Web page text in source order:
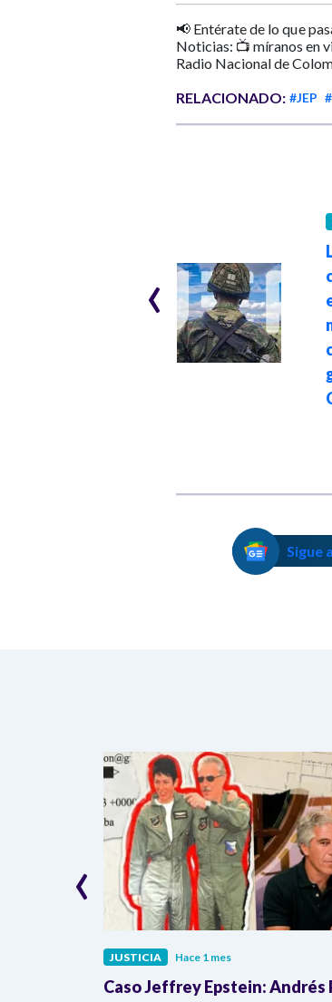
📢 Entérate de lo que
Noticias: 📺 míranos en
Radio Nacional de
RELACIONADO: #JEP
JEP entrega el
‹
Sigue
JUSTICIA Hace 1 mes
Caso Jeffrey Epstein: Andrés
‹